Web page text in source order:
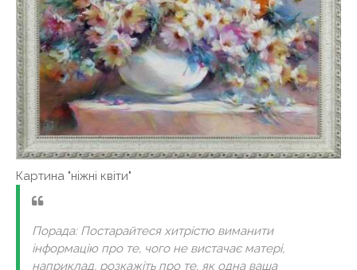
Картина "ніжні квіти"
Порада: Постарайтеся хитрістю виманити
інформацію про те, чого не вистачає матері,
наприклад, розкажіть про те, як одна ваша